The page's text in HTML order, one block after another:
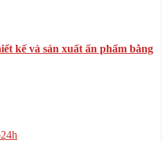
kế và sản xuất ấn phẩm bằng